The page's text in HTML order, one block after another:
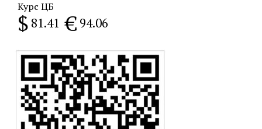
Курс ЦБ
$ 81.41 € 94.06